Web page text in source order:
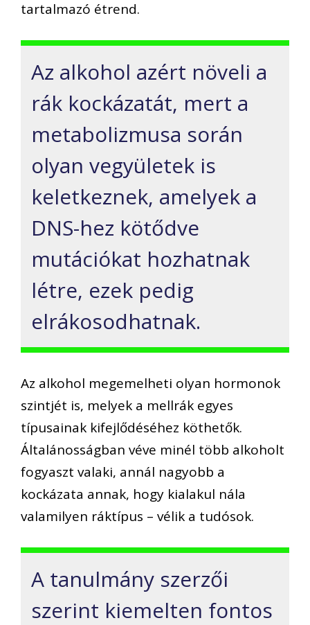
tartalmazó étrend.
Az alkohol azért növeli a
rák kockázatát, mert a
metabolizmusa során
olyan vegyületek is
keletkeznek, amelyek a
DNS-hez kötődve
mutációkat hozhatnak
létre, ezek pedig
elrákosodhatnak.
Az alkohol megemelheti olyan hormonok
szintjét is, melyek a mellrák egyes
típusainak kifejlődéséhez köthetők.
Általánosságban véve minél több alkoholt
fogyaszt valaki, annál nagyobb a
kockázata annak, hogy kialakul nála
valamilyen ráktípus – vélik a tudósok.
A tanulmány szerzői
szerint kiemelten fontos